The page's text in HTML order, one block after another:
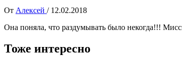
От Алексей / 12.02.2018
Она поняла, что раздумывать было некогда!!!
Тоже интересно